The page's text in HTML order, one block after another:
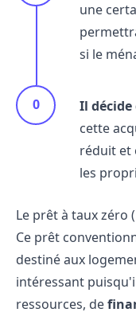
une
si le
Il
cette
réduit et
les
Le prêt à taux zéro
Ce prêt
destiné aux
intéressant
ressources, de